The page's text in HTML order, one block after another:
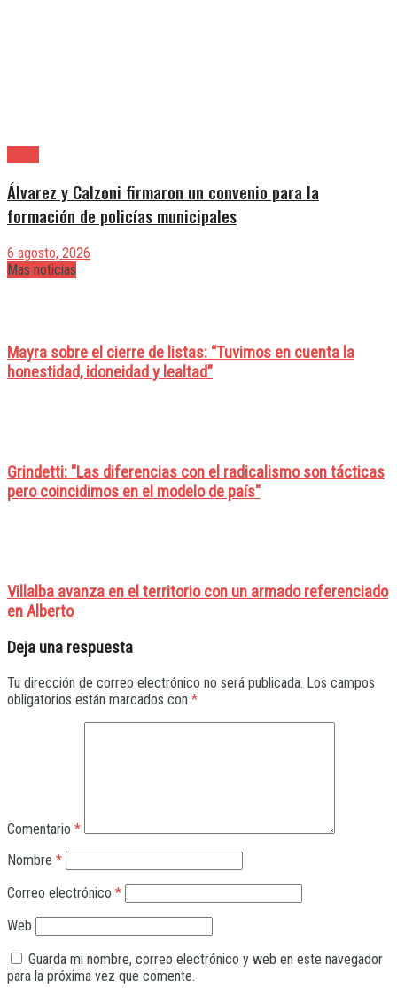
Álvarez y Calzoni firmaron un convenio para la
formación de policías municipales
6 agosto, 2026
Mas noticias
Mayra sobre el cierre de listas: “Tuvimos en cuenta la
honestidad, idoneidad y lealtad”
Grindetti: "Las diferencias con el radicalismo son tácticas
pero coincidimos en el modelo de país"
Villalba avanza en el territorio con un armado referenciado
en Alberto
Deja una respuesta
Tu dirección de correo electrónico no será publicada. Los campos
obligatorios están marcados con *
Comentario *
Nombre *
Correo electrónico *
Web
Guarda mi nombre, correo electrónico y web en este navegador
para la próxima vez que comente.